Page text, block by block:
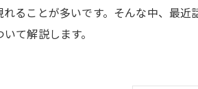
ることが多いです。そんな中、最
て解説します。